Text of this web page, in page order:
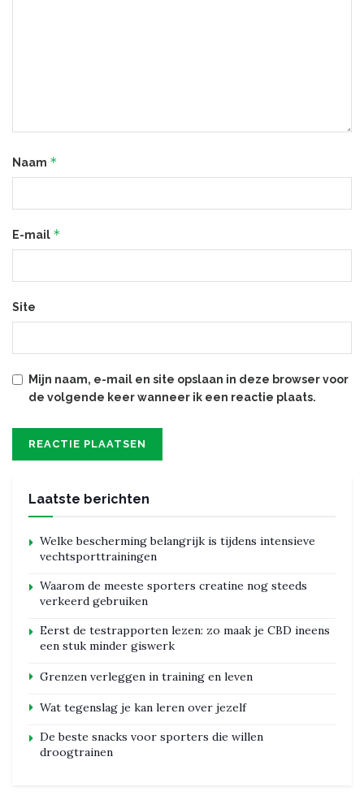
Naam *
E-mail *
Site
Mijn naam, e-mail en site opslaan in deze browser voor
de volgende keer wanneer ik een reactie plaats.
Laatste berichten
Welke bescherming belangrijk is tijdens intensieve
vechtsporttrainingen
Waarom de meeste sporters creatine nog steeds
verkeerd gebruiken
Eerst de testrapporten lezen: zo maak je CBD ineens
een stuk minder giswerk
Grenzen verleggen in training en leven
Wat tegenslag je kan leren over jezelf
De beste snacks voor sporters die willen
droogtrainen